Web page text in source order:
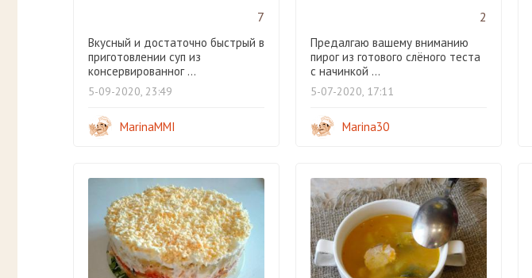
7
Вкусный и достаточно быстрый в
приготовлении суп из
консервированног ...
5-09-2020, 23:49
MarinaMMI
2
Предалгаю вашему вниманию
пирог из готового слёного теста
с начинкой ...
5-07-2020, 17:11
Marina30